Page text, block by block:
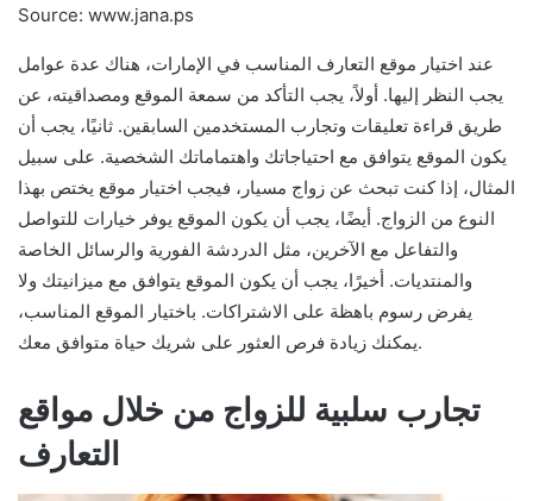
Source: www.jana.ps
عند اختيار موقع التعارف المناسب في الإمارات، هناك عدة عوامل
يجب النظر إليها. أولاً، يجب التأكد من سمعة الموقع ومصداقيته، عن
طريق قراءة تعليقات وتجارب المستخدمين السابقين. ثانيًا، يجب أن
يكون الموقع يتوافق مع احتياجاتك واهتماماتك الشخصية. على سبيل
المثال، إذا كنت تبحث عن زواج مسيار، فيجب اختيار موقع يختص بهذا
النوع من الزواج. أيضًا، يجب أن يكون الموقع يوفر خيارات للتواصل
والتفاعل مع الآخرين، مثل الدردشة الفورية والرسائل الخاصة
والمنتديات. أخيرًا، يجب أن يكون الموقع يتوافق مع ميزانيتك ولا
يفرض رسوم باهظة على الاشتراكات. باختيار الموقع المناسب،
يمكنك زيادة فرص العثور على شريك حياة متوافق معك.
تجارب سلبية للزواج من خلال مواقع
التعارف